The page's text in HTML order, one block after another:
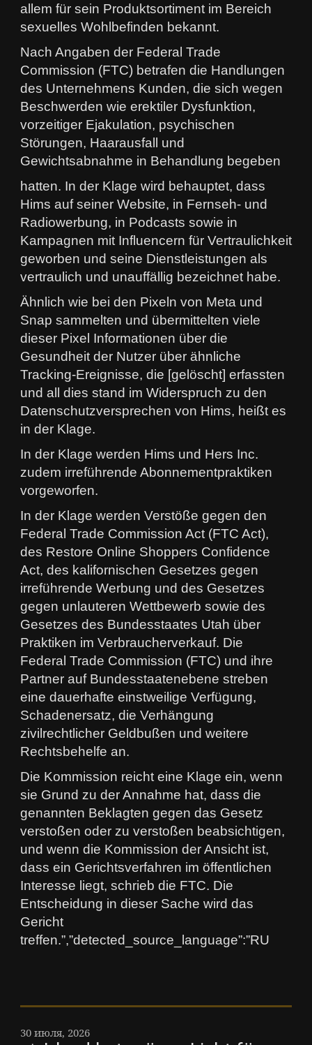
allem für sein Produktsortiment im Bereich
sexuelles Wohlbefinden bekannt.
Nach Angaben der Federal Trade
Commission (FTC) betrafen die Handlungen
des Unternehmens Kunden, die sich wegen
Beschwerden wie erektiler Dysfunktion,
vorzeitiger Ejakulation, psychischen
Störungen, Haarausfall und
Gewichtsabnahme in Behandlung begeben
hatten. In der Klage wird behauptet, dass
Hims auf seiner Website, in Fernseh- und
Radiowerbung, in Podcasts sowie in
Kampagnen mit Influencern für Vertraulichkeit
geworben und seine Dienstleistungen als
vertraulich und unauffällig bezeichnet habe.
Ähnlich wie bei den Pixeln von Meta und
Snap sammelten und übermittelten viele
dieser Pixel Informationen über die
Gesundheit der Nutzer über ähnliche
Tracking-Ereignisse, die [gelöscht] erfassten
und all dies stand im Widerspruch zu den
Datenschutzversprechen von Hims, heißt es
in der Klage.
In der Klage werden Hims und Hers Inc.
zudem irreführende Abonnementpraktiken
vorgeworfen.
In der Klage werden Verstöße gegen den
Federal Trade Commission Act (FTC Act),
des Restore Online Shoppers Confidence
Act, des kalifornischen Gesetzes gegen
irreführende Werbung und des Gesetzes
gegen unlauteren Wettbewerb sowie des
Gesetzes des Bundesstaates Utah über
Praktiken im Verbraucherverkauf. Die
Federal Trade Commission (FTC) und ihre
Partner auf Bundesstaatenebene streben
eine dauerhafte einstweilige Verfügung,
Schadenersatz, die Verhängung
zivilrechtlicher Geldbußen und weitere
Rechtsbehelfe an.
Die Kommission reicht eine Klage ein, wenn
sie Grund zu der Annahme hat, dass die
genannten Beklagten gegen das Gesetz
verstoßen oder zu verstoßen beabsichtigen,
und wenn die Kommission der Ansicht ist,
dass ein Gerichtsverfahren im öffentlichen
Interesse liegt, schrieb die FTC. Die
Entscheidung in dieser Sache wird das
Gericht
treffen.”,”detected_source_language”:”RU
30 июля, 2026